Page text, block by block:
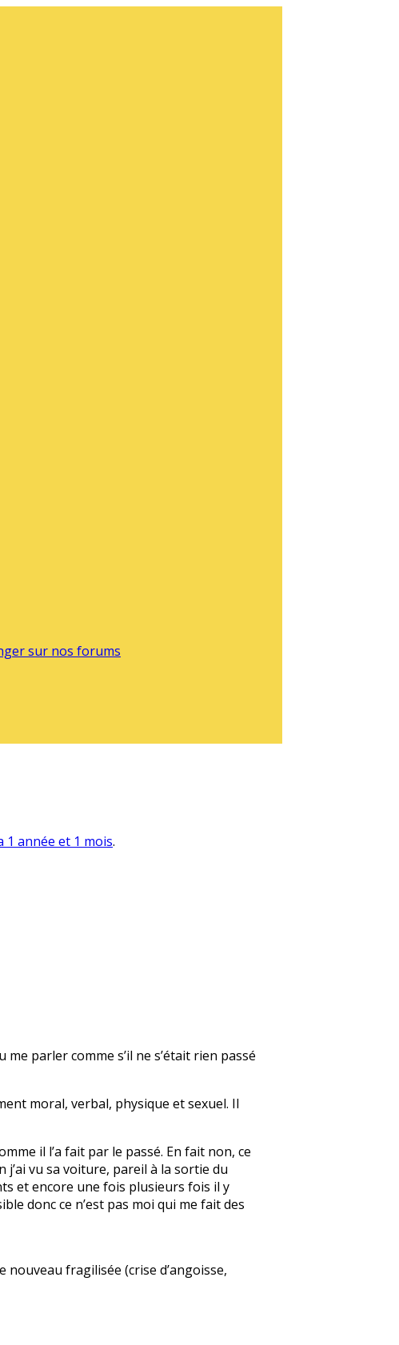
sur nos forums
1 année et 1 mois.
parler comme s’il ne s’était rien passé
moral, verbal, physique et sexuel. Il
il l’a fait par le passé. En fait non, ce
vu sa voiture, pareil à la sortie du
et encore une fois plusieurs fois il y
donc ce n’est pas moi qui me fait des
nouveau fragilisée (crise d’angoisse,